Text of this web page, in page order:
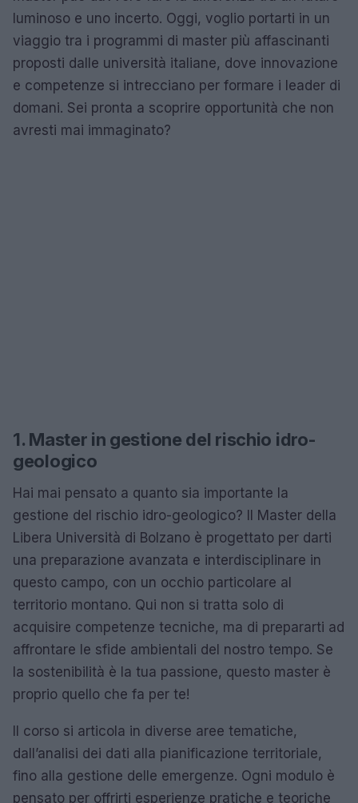
luminoso e uno incerto. Oggi, voglio portarti in un
viaggio tra i programmi di master più affascinanti
proposti dalle università italiane, dove innovazione
e competenze si intrecciano per formare i leader di
domani. Sei pronta a scoprire opportunità che non
avresti mai immaginato?
1. Master in gestione del rischio idro-
geologico
Hai mai pensato a quanto sia importante la
gestione del rischio idro-geologico? Il Master della
Libera Università di Bolzano è progettato per darti
una preparazione avanzata e interdisciplinare in
questo campo, con un occhio particolare al
territorio montano. Qui non si tratta solo di
acquisire competenze tecniche, ma di prepararti ad
affrontare le sfide ambientali del nostro tempo. Se
la sostenibilità è la tua passione, questo master è
proprio quello che fa per te!
Il corso si articola in diverse aree tematiche,
dall’analisi dei dati alla pianificazione territoriale,
fino alla gestione delle emergenze. Ogni modulo è
pensato per offrirti esperienze pratiche e teoriche